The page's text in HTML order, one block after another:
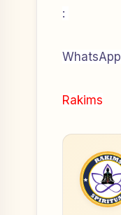
:
WhatsApp
Rakims